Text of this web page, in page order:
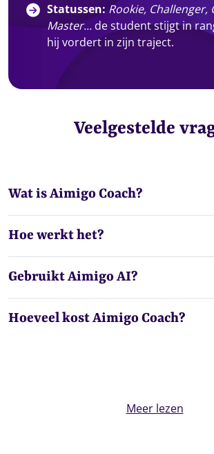
Statussen:Rookie, Challenger,
Master... de student stijgt in
hij vordert in zijn traject.
Veelgestelde
Wat is Aimigo Coach?
Hoe werkt het?
Gebruikt Aimigo AI?
Hoeveel kost Aimigo Coach?
Meer lezen